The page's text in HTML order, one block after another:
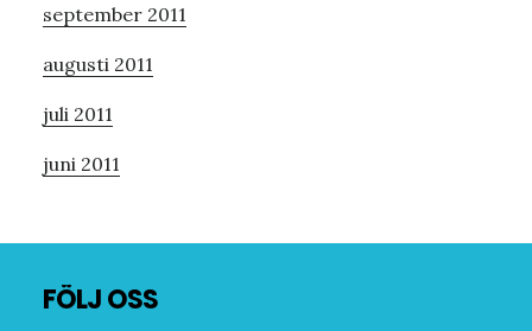
september 2011
augusti 2011
juli 2011
juni 2011
FÖLJ OSS